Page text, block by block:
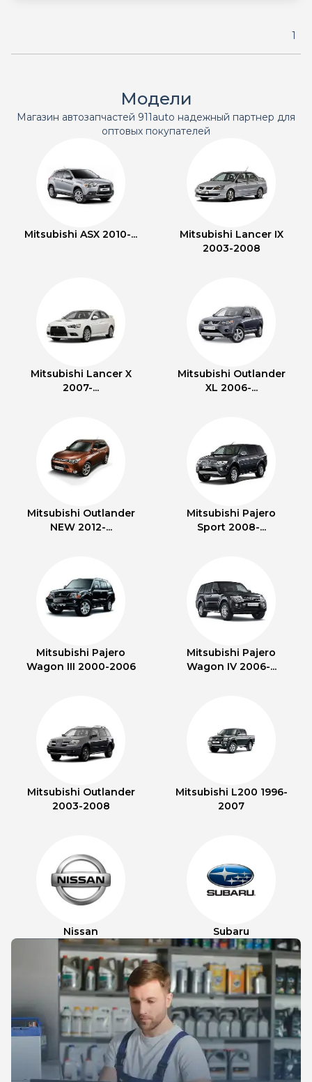
1
Модели
Магазин автозапчастей 911auto надежный партнер для
оптовых покупателей
Mitsubishi ASX 2010-...
Mitsubishi Lancer IX
2003-2008
Mitsubishi Lancer X
2007-...
Mitsubishi Outlander
XL 2006-...
Mitsubishi Outlander
NEW 2012-...
Mitsubishi Pajero
Sport 2008-...
Mitsubishi Pajero
Wagon III 2000-2006
Mitsubishi Pajero
Wagon IV 2006-...
Mitsubishi Outlander
2003-2008
Mitsubishi L200 1996-
2007
Nissan Subaru